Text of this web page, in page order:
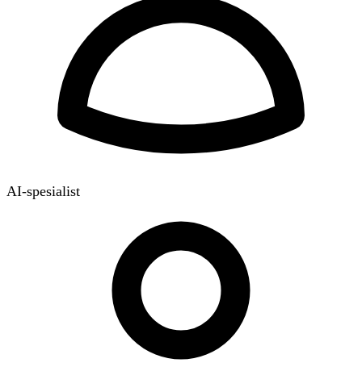
AI-spesialist